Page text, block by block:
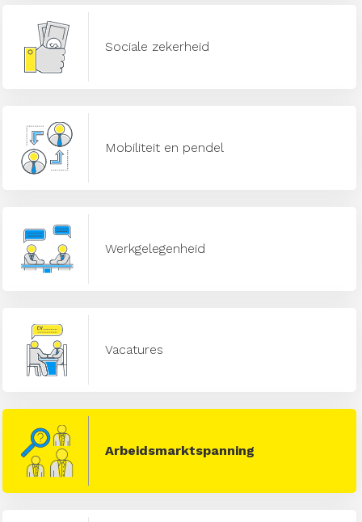
Sociale zekerheid
Mobiliteit en pendel
Werkgelegenheid
Vacatures
Arbeidsmarktspanning